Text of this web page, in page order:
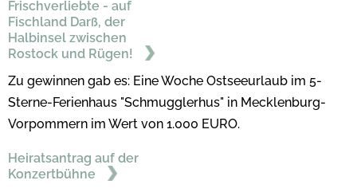
Frischverliebte - auf
Fischland Darß, der
Halbinsel zwischen
Rostock und Rügen!
Zu gewinnen gab es: Eine Woche Ostseeurlaub im 5-
Sterne-Ferienhaus "Schmugglerhus" in Mecklenburg-
Vorpommern im Wert von 1.000 EURO.
Heiratsantrag auf der
Konzertbühne